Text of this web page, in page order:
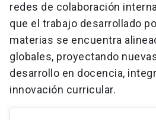
redes de colaboración
que el trabajo desarrollado
materias se encuentra
globales, proyectando
desarrollo en docencia,
innovación curricular.